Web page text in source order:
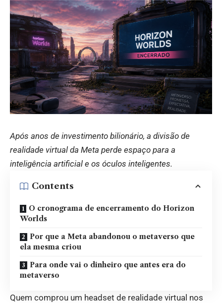
Após anos de investimento bilionário, a divisão de
realidade virtual da Meta perde espaço para a
inteligência artificial e os óculos inteligentes.
Contents
O cronograma de encerramento do Horizon
Worlds
Por que a Meta abandonou o metaverso que
ela mesma criou
Para onde vai o dinheiro que antes era do
metaverso
Quem comprou um headset de realidade virtual nos